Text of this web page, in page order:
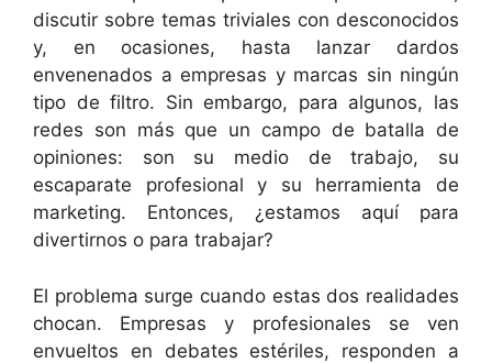
discutir sobre temas triviales con desconocidos
y, en ocasiones, hasta lanzar dardos
envenenados a empresas y marcas sin ningún
tipo de filtro. Sin embargo, para algunos, las
redes son más que un campo de batalla de
opiniones: son su medio de trabajo, su
escaparate profesional y su herramienta de
marketing. Entonces, ¿estamos aquí para
divertirnos o para trabajar?
El problema surge cuando estas dos realidades
chocan. Empresas y profesionales se ven
envueltos en debates estériles, responden a